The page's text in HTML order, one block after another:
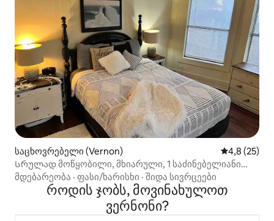
საცხოვრებელი (Vernon) საშუალო
4,8 (25)
Სრულად მოწყობილი, მხიარული, 1 საძინებელიანი
სახლი
მდებარეობა · ფასი/ხარისხი · შიდა სივრცეები
როდის ჯობს, მოვინახულოთ
ვერნონი?